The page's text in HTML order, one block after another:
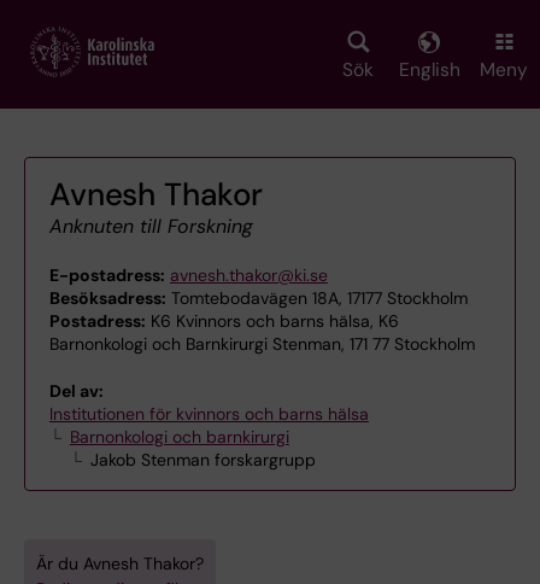
main
Sök English Meny
Avnesh Thakor
Anknuten till Forskning
E-postadress: avnesh.thakor@ki.se
Besöksadress: Tomtebodavägen 18A, 17177 Stockholm
Postadress: K6 Kvinnors och barns hälsa, K6
Barnonkologi och Barnkirurgi Stenman, 171 77 Stockholm
Del av:
Institutionen för kvinnors och barns hälsa
Barnonkologi och barnkirurgi
Jakob Stenman forskargrupp
Är du Avnesh Thakor?